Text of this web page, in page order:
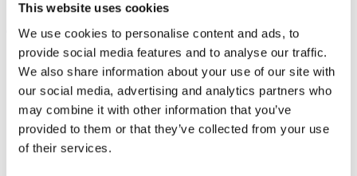
This website uses cookies
We use cookies to personalise content and ads, to
provide social media features and to analyse our traffic.
We also share information about your use of our site with
our social media, advertising and analytics partners who
may combine it with other information that you’ve
provided to them or that they’ve collected from your use
of their services.
Anderen kochten ook